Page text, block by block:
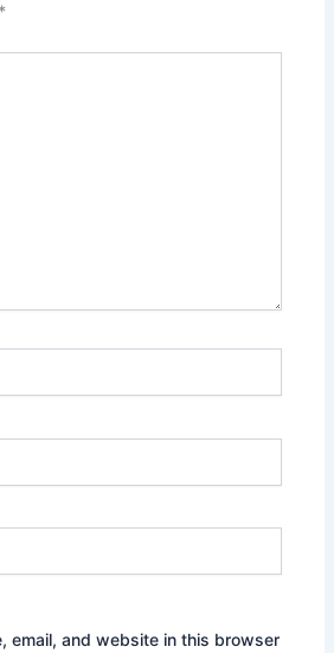
*
email, and website in this browser